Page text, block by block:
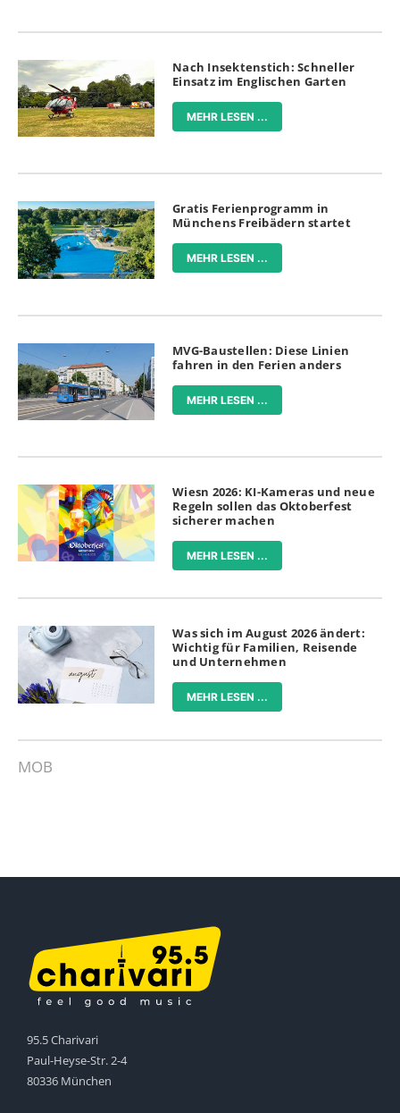
Nach Insektenstich: Schneller
Einsatz im Englischen Garten
MEHR LESEN ...
Gratis Ferienprogramm in
Münchens Freibädern startet
MEHR LESEN ...
MVG-Baustellen: Diese Linien
fahren in den Ferien anders
MEHR LESEN ...
Wiesn 2026: KI-Kameras und neue
Regeln sollen das Oktoberfest
sicherer machen
MEHR LESEN ...
Was sich im August 2026 ändert:
Wichtig für Familien, Reisende
und Unternehmen
MEHR LESEN ...
MOB
95.5 Charivari
Paul-Heyse-Str. 2-4
80336 München